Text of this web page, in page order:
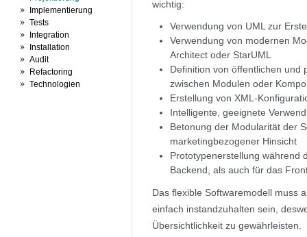
Implementierung
Tests
Integration
Installation
Audit
Refactoring
Technologien
wichtig:
Verwendung von UML zur
Verwendung von modernen
Architect oder StarUML
Definition von öffentlichen und
zwischen Modulen oder
Erstellung von XML-
Intelligente, geeignete
Betonung der Modularität der
marketingbezogener Hinsicht
Prototypenerstellung während
Backend, als auch für das
Das flexible Softwaremodell muss
einfach instandzuhalten sein,
Übersichtlichkeit zu gewährleisten.